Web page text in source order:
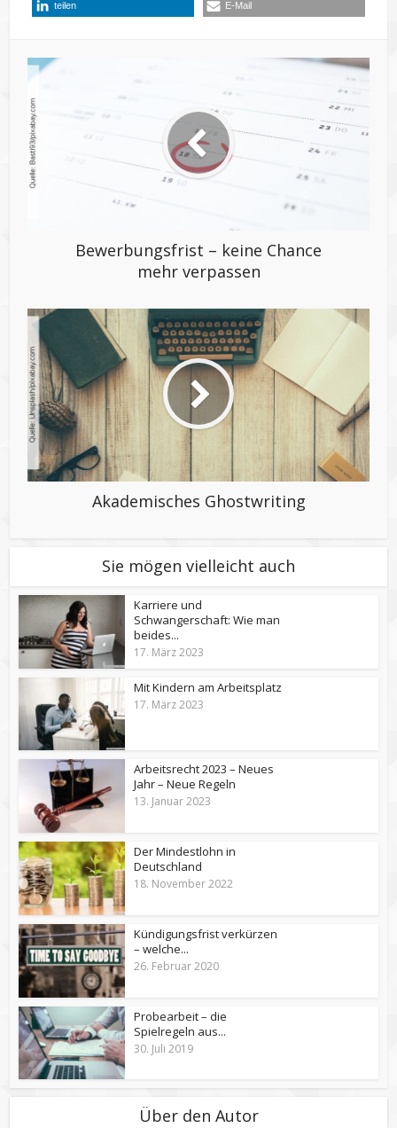
teilen E-Mail
Bewerbungsfrist – keine Chance
mehr verpassen
Akademisches Ghostwriting
Sie mögen vielleicht auch
Karriere und
Schwangerschaft: Wie man
beides...
17. März 2023
Mit Kindern am Arbeitsplatz
17. März 2023
Arbeitsrecht 2023 – Neues
Jahr – Neue Regeln
13. Januar 2023
Der Mindestlohn in
Deutschland
18. November 2022
Kündigungsfrist verkürzen
– welche...
26. Februar 2020
Probearbeit – die
Spielregeln aus...
30. Juli 2019
Über den Autor